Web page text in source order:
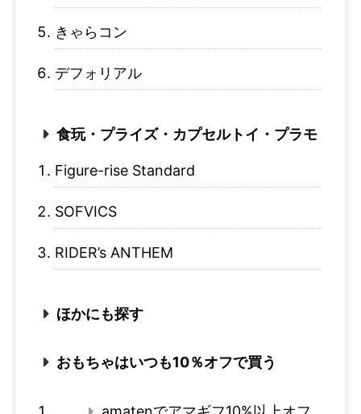
きゃらコン
デフォリアル
食玩・プライズ・カプセルトイ・プラモ
Figure-rise Standard
SOFVICS
RIDER’s ANTHEM
ほかにも探す
おもちゃはいつも10％オフで買う